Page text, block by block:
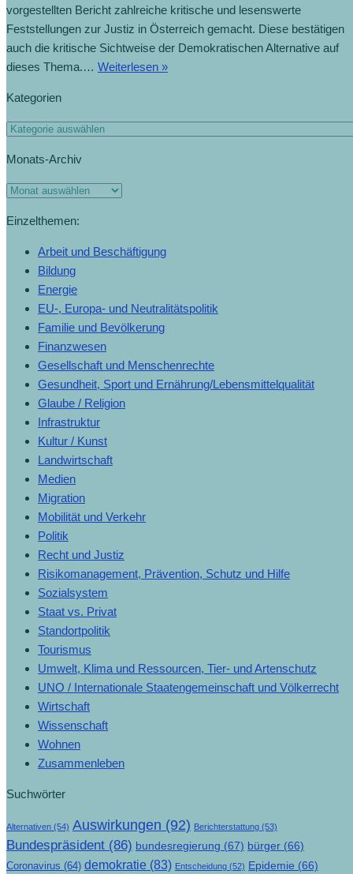
vorgestellten Bericht zahlreiche kritische und lesenswerte
Feststellungen zur Justiz in Österreich gemacht. Diese bestätigen
auch die kritische Sichtweise der Demokratischen Alternative auf
dieses Thema.… Weiterlesen »
Kategorien
Monats-Archiv
Einzelthemen:
Arbeit und Beschäftigung
Bildung
Energie
EU-, Europa- und Neutralitätspolitik
Familie und Bevölkerung
Finanzwesen
Gesellschaft und Menschenrechte
Gesundheit, Sport und Ernährung/Lebensmittelqualität
Glaube / Religion
Infrastruktur
Kultur / Kunst
Landwirtschaft
Medien
Migration
Mobilität und Verkehr
Politik
Recht und Justiz
Risikomanagement, Prävention, Schutz und Hilfe
Sozialsystem
Staat vs. Privat
Standortpolitik
Tourismus
Umwelt, Klima und Ressourcen, Tier- und Artenschutz
UNO / Internationale Staatengemeinschaft und Völkerrecht
Wirtschaft
Wissenschaft
Wohnen
Zusammenleben
Suchwörter
Alternativen (54) Auswirkungen (92) Berichterstattung (53)
Bundespräsident (86) bundesregierung (67) bürger (66)
Coronavirus (64) demokratie (83) Entscheidung (52) Epidemie (66)